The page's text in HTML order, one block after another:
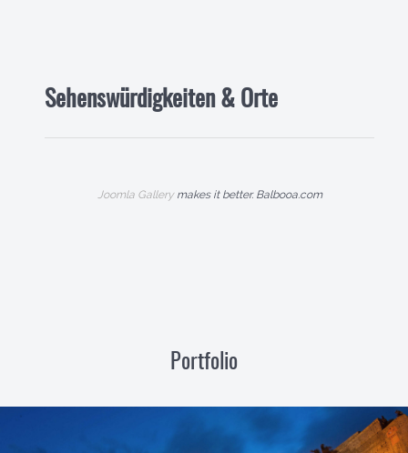
Sehenswürdigkeiten & Orte
Joomla Gallerymakes it better. Balbooa.com
Portfolio